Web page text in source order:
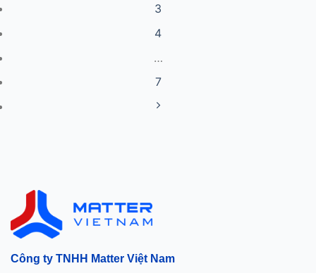
3
4
…
7
Công ty TNHH Matter Việt Nam